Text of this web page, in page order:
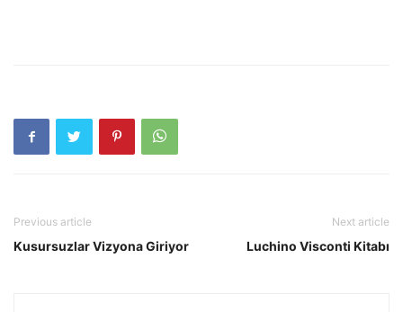
Previous article
Kusursuzlar Vizyona Giriyor
Next article
Luchino Visconti Kitabı